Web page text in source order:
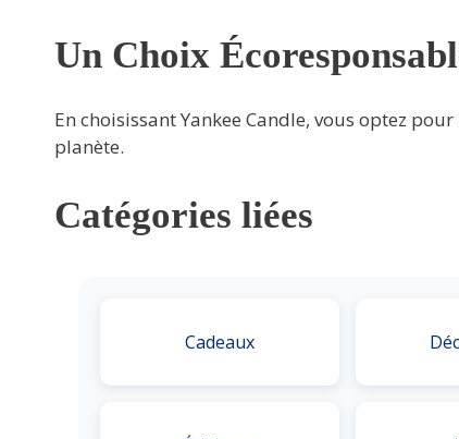
Un Choix
En choisissant Yankee Candle, vous optez
planète.
Catégories liées
Cadeaux